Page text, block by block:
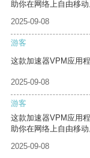
助你在网络上自由移动
2025-09-08
游客
这款加速器VPM应用
2025-09-08
游客
这款加速器VPM应用
助你在网络上自由移动
2025-09-08